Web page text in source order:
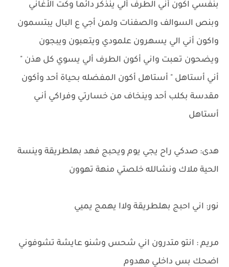
بنفسي اكون أني الطرف ألي ينذكر دائما وكت الأغاني
وبنص السوالف والصفنات ولمن أجي ع البال يبتسمون
واكون أني الي يسهرون علمودي ويتعبون ويبجون
ويضحون تعبت واني أكون الطرف ألي يسوي كل هذن "
أني أستاهل " أستاهل أكون المفضله بحياة أحد وأكون
مقدسة بكلب أحد وينخاف من خسارتي وفراكي أنـي
أستاهل
هدى: صدكي راح يجي يوم ويحبج فهد بهلطريقة وينسة
الحية ملاك ونشالله خلصتي منهة تهوون
نور: اني احبج بهلطريقة ولاا يهمج يميي
مريم : انتو متدرون اني شحس وشنو عايشة تشوفوني
اضحك بس داخلي مهدوم